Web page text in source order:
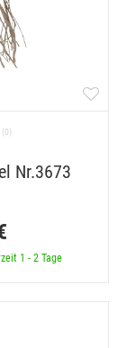
Nr.3673
1 - 2 Tage